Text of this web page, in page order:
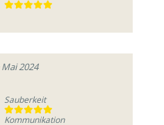
Mai 2024
Sauberkeit
Kommunikation